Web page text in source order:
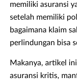
memiliki asuransi
setelah memiliki
bagaimana klaim
perlindungan bisa
Makanya, artikel
asuransi kritis,